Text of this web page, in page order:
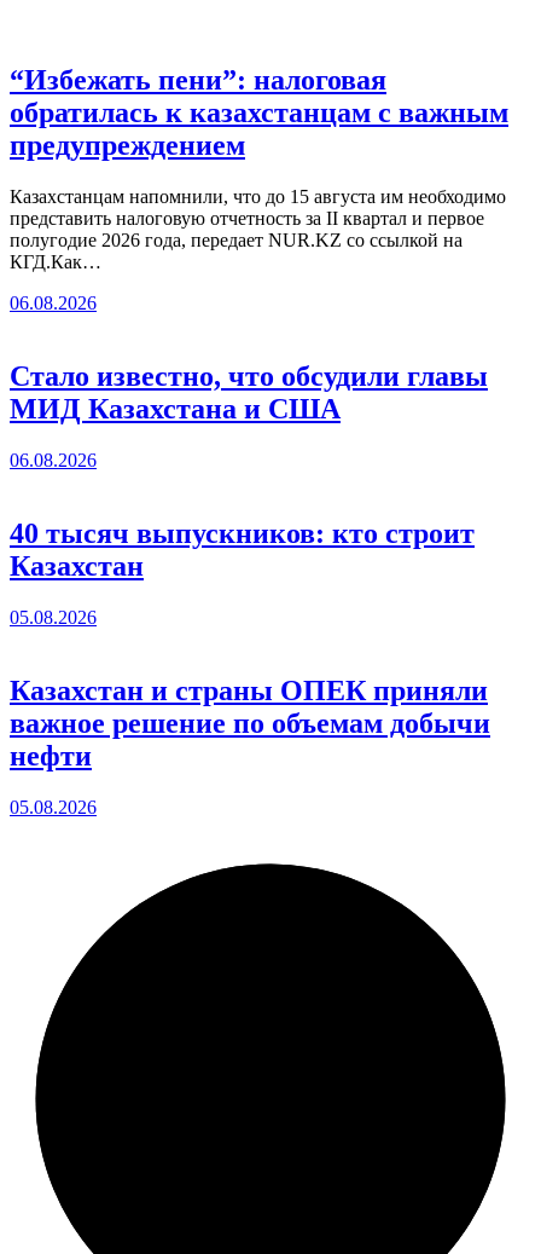
“Избежать пени”: налоговая
обратилась к казахстанцам с важным
предупреждением
Казахстанцам напомнили, что до 15 августа им необходимо
представить налоговую отчетность за II квартал и первое
полугодие 2026 года, передает NUR.KZ со ссылкой на
КГД.Как…
06.08.2026
Стало известно, что обсудили главы
МИД Казахстана и США
06.08.2026
40 тысяч выпускников: кто строит
Казахстан
05.08.2026
Казахстан и страны ОПЕК приняли
важное решение по объемам добычи
нефти
05.08.2026